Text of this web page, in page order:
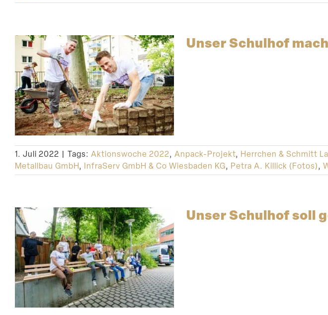
Unser Schulhof
1. Juli 2022 | Tags: Aktionswoche 2022, Anpack-Projekt, Herrchen & Schmitt
Metallbau GmbH, InfraServ GmbH & Co Wiesbaden KG, Petra A. Killick (Fotos),
Unser Schulhof soll